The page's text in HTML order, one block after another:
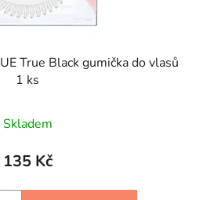
True Black gumička do vlasů
1 ks
Skladem
135 Kč